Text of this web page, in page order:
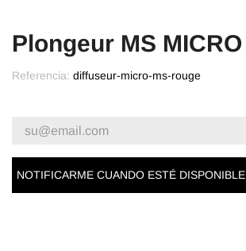
Plongeur MS MICRO
Referencia: diffuseur-micro-ms-rouge
NOTIFICARME CUANDO ESTÉ DISPONIBLE